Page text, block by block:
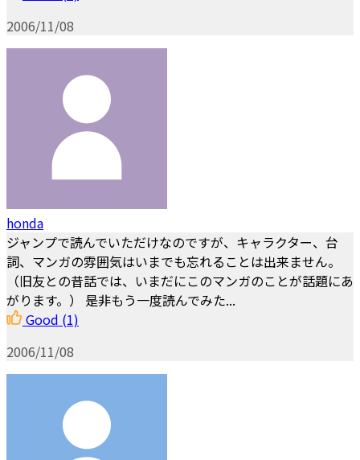
2006/11/08
honda
ジャンプで読んでいただけなのですが、キャラクター、台
詞、マンガの雰囲気はいまでも忘れることは出来ません。
（旧友との昔話では、いまだにこのマンガのことが話題にあ
がります。） 是非もう一度読んでみた...
Good (1)
2006/11/08